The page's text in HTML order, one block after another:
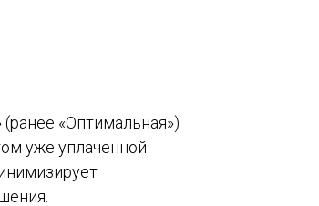
«Оптимальная»)
уже уплаченной